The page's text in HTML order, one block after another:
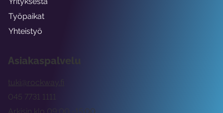
Asiakaspalvelu
tuki@rockway.fi
045 7731 1111
Työpaikat
Yhteistyö